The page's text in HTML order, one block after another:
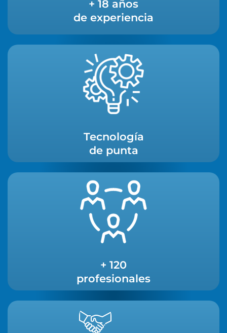
+ 18 años
de experiencia
Tecnología
de punta
+ 120
profesionales